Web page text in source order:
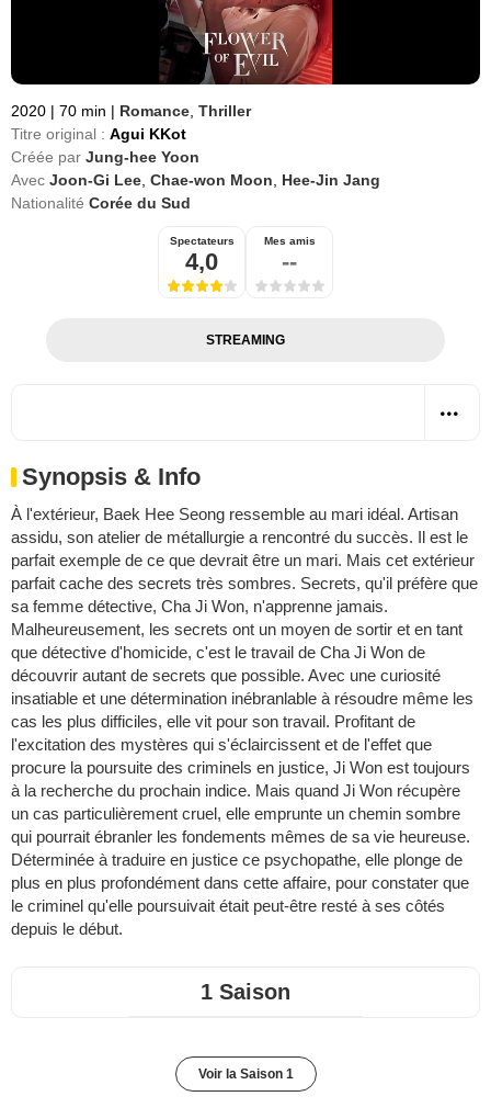
2020 | 70 min | Romance Thriller
Titre original : Agui KKot
Créée par Jung-hee Yoon
Avec Joon-Gi Lee Chae-won Moon
Hee-Jin Jang
Nationalité Corée du Sud
Spectateurs
4,0
Mes amis
--
STREAMING
Synopsis & Info
À l'extérieur, Baek Hee Seong ressemble au mari idéal. Artisan
assidu, son atelier de métallurgie a rencontré du succès. Il est le
parfait exemple de ce que devrait être un mari. Mais cet extérieur
parfait cache des secrets très sombres. Secrets, qu'il préfère que
sa femme détective, Cha Ji Won, n'apprenne jamais.
Malheureusement, les secrets ont un moyen de sortir et en tant
que détective d'homicide, c'est le travail de Cha Ji Won de
découvrir autant de secrets que possible. Avec une curiosité
insatiable et une détermination inébranlable à résoudre même les
cas les plus difficiles, elle vit pour son travail. Profitant de
l'excitation des mystères qui s'éclaircissent et de l'effet que
procure la poursuite des criminels en justice, Ji Won est toujours
à la recherche du prochain indice. Mais quand Ji Won récupère
un cas particulièrement cruel, elle emprunte un chemin sombre
qui pourrait ébranler les fondements mêmes de sa vie heureuse.
Déterminée à traduire en justice ce psychopathe, elle plonge de
plus en plus profondément dans cette affaire, pour constater que
le criminel qu'elle poursuivait était peut-être resté à ses côtés
depuis le début.
1 Saison
Voir la Saison 1